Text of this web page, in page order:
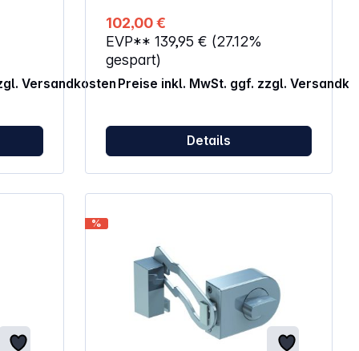
Versandkosten
Montage Notstromversorgung durch 9
V Blockbatterie von außen
anschließbar (Batterie nicht im
Lieferumfang enthalten) Kapazität: 28
Liter Innenmaß: 225 x 425 x 290
102,00 €
EVP**139,95 € (27.12%
gespart)
Preise inkl. MwSt. ggf. zzgl.
Details
%